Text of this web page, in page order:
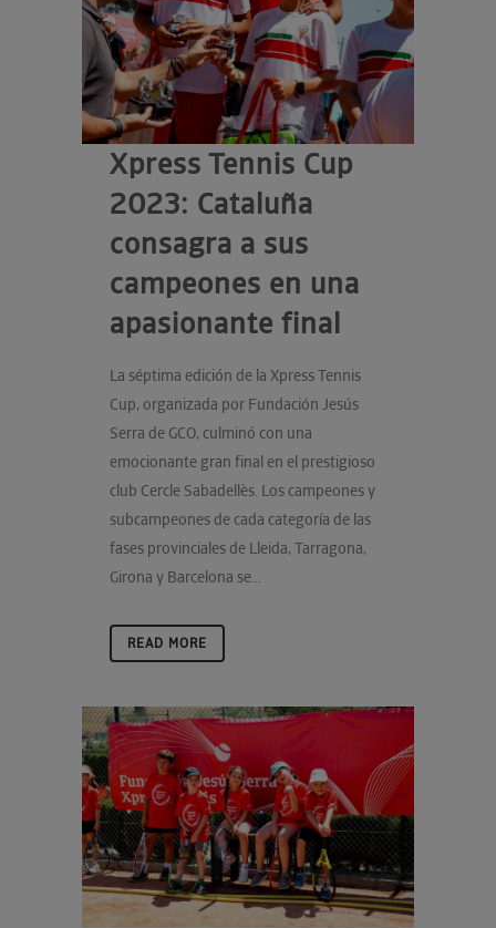
Xpress Tennis Cup
2023: Cataluña
consagra a sus
campeones en una
apasionante final
La séptima edición de la Xpress Tennis
Cup, organizada por Fundación Jesús
Serra de GCO, culminó con una
emocionante gran final en el prestigioso
club Cercle Sabadellès. Los campeones y
subcampeones de cada categoría de las
fases provinciales de Lleida, Tarragona,
Girona y Barcelona se...
READ MORE